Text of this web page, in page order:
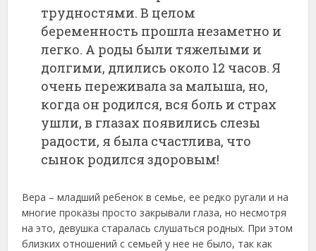
трудностями. В целом
беременность прошла незаметно и
легко. А роды были тяжелыми и
долгими, длились около 12 часов. Я
очень переживала за малыша, но,
когда он родился, вся боль и страх
ушли, в глазах появились слезы
радости, я была счастлива, что
сынок родился здоровым!
Вера – младший ребенок в семье, ее редко ругали и на
многие проказы просто закрывали глаза, но несмотря
на это, девушка старалась слушаться родных. При этом
близких отношений с семьей у нее не было, так как